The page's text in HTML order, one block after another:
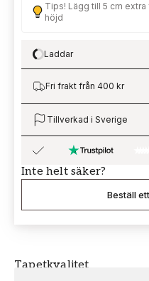
Tapetkvalitet
Tips! Lägg till 5 cm
höjd
Loading…
Laddar
Fri frakt från 400 kr
Tillverkad i Sverige
Inte helt säker?
Beställ